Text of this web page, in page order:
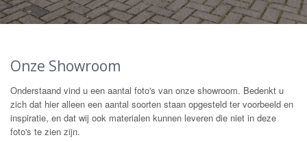
Onze Showroom
Onderstaand vind u een aantal foto's van onze showroom. Bedenkt u
zich dat hier alleen een aantal soorten staan opgesteld ter voorbeeld en
inspiratie, en dat wij ook materialen kunnen leveren die niet in deze
foto's te zien zijn.